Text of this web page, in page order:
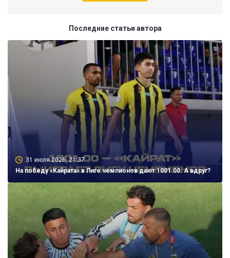
Последние статьи автора
31 июля 2026, 21:37
На победу «Кайрата» в Лиге чемпионов дают 1001.00. А вдруг?